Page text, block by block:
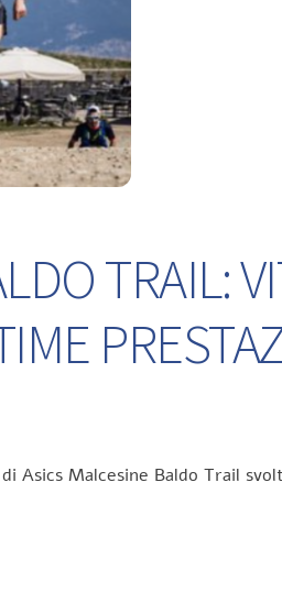
TRAIL:
Asics Malcesine Baldo Trail